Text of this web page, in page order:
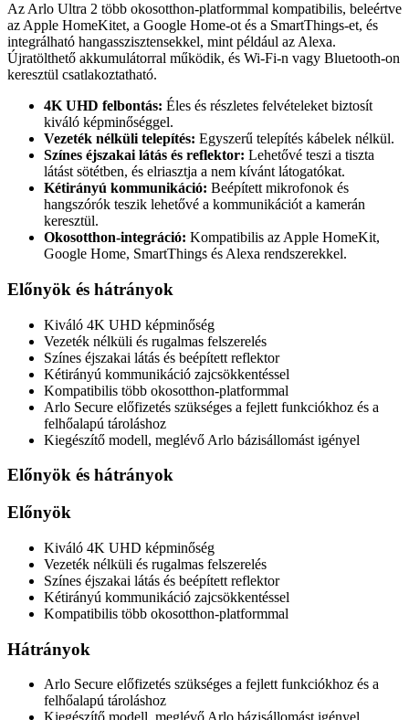
Az Arlo Ultra 2 több okosotthon-platformmal kompatibilis, beleértve
az Apple HomeKitet, a Google Home-ot és a SmartThings-et, és
integrálható hangasszisztensekkel, mint például az Alexa.
Újratölthető akkumulátorral működik, és Wi-Fi-n vagy Bluetooth-on
keresztül csatlakoztatható.
4K UHD felbontás: Éles és részletes felvételeket biztosít
kiváló képminőséggel.
Vezeték nélküli telepítés: Egyszerű telepítés kábelek nélkül.
Színes éjszakai látás és reflektor: Lehetővé teszi a tiszta
látást sötétben, és elriasztja a nem kívánt látogatókat.
Kétirányú kommunikáció: Beépített mikrofonok és
hangszórók teszik lehetővé a kommunikációt a kamerán
keresztül.
Okosotthon-integráció: Kompatibilis az Apple HomeKit,
Google Home, SmartThings és Alexa rendszerekkel.
Előnyök és hátrányok
Kiváló 4K UHD képminőség
Vezeték nélküli és rugalmas felszerelés
Színes éjszakai látás és beépített reflektor
Kétirányú kommunikáció zajcsökkentéssel
Kompatibilis több okosotthon-platformmal
Arlo Secure előfizetés szükséges a fejlett funkciókhoz és a
felhőalapú tároláshoz
Kiegészítő modell, meglévő Arlo bázisállomást igényel
Előnyök és hátrányok
Előnyök
Kiváló 4K UHD képminőség
Vezeték nélküli és rugalmas felszerelés
Színes éjszakai látás és beépített reflektor
Kétirányú kommunikáció zajcsökkentéssel
Kompatibilis több okosotthon-platformmal
Hátrányok
Arlo Secure előfizetés szükséges a fejlett funkciókhoz és a
felhőalapú tároláshoz